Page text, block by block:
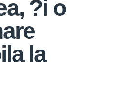
?i o
la